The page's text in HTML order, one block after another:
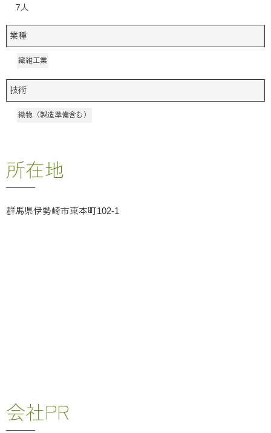
7人
業種
繊維工業
技術
織物（製造準備含む）
所在地
群馬県伊勢崎市東本町102-1
会社PR